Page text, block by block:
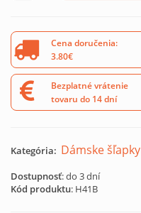
Cena doručenia:
3.80€
Bezplatné vrátenie
tovaru do 14 dní
Kategória: Dámske šľapky
Dostupnosť: do 3 dní
Kód produktu: H41B